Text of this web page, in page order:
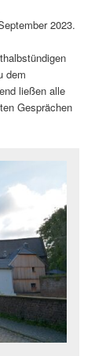
2023.
dem
ließen alle
Gesprächen